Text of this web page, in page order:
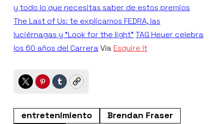
y todo lo que necesitas saber de estos premios
The Last of Us: te explicamos FEDRA, las
luciérnagas y “Look for the light” TAG Heuer celebra
los 60 años del CarreraVía Esquire It
TwitterPinterest
TumblrCopy
entretenimiento
Brendan Fraser